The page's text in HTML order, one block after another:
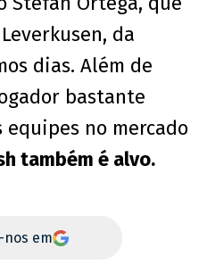
da
dias. Além de
bastante
no mercado
também é alvo.
nos em